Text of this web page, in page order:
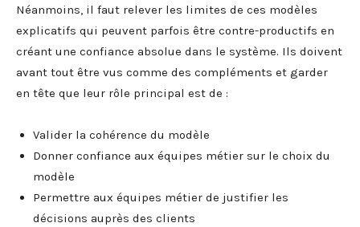
Néanmoins, il faut relever les limites de ces modèles
explicatifs qui peuvent parfois être contre-productifs en
créant une confiance absolue dans le système. Ils doivent
avant tout être vus comme des compléments et garder
en tête que leur rôle principal est de :
Valider la cohérence du modèle
Donner confiance aux équipes métier sur le choix du
modèle
Permettre aux équipes métier de justifier les
décisions auprès des clients